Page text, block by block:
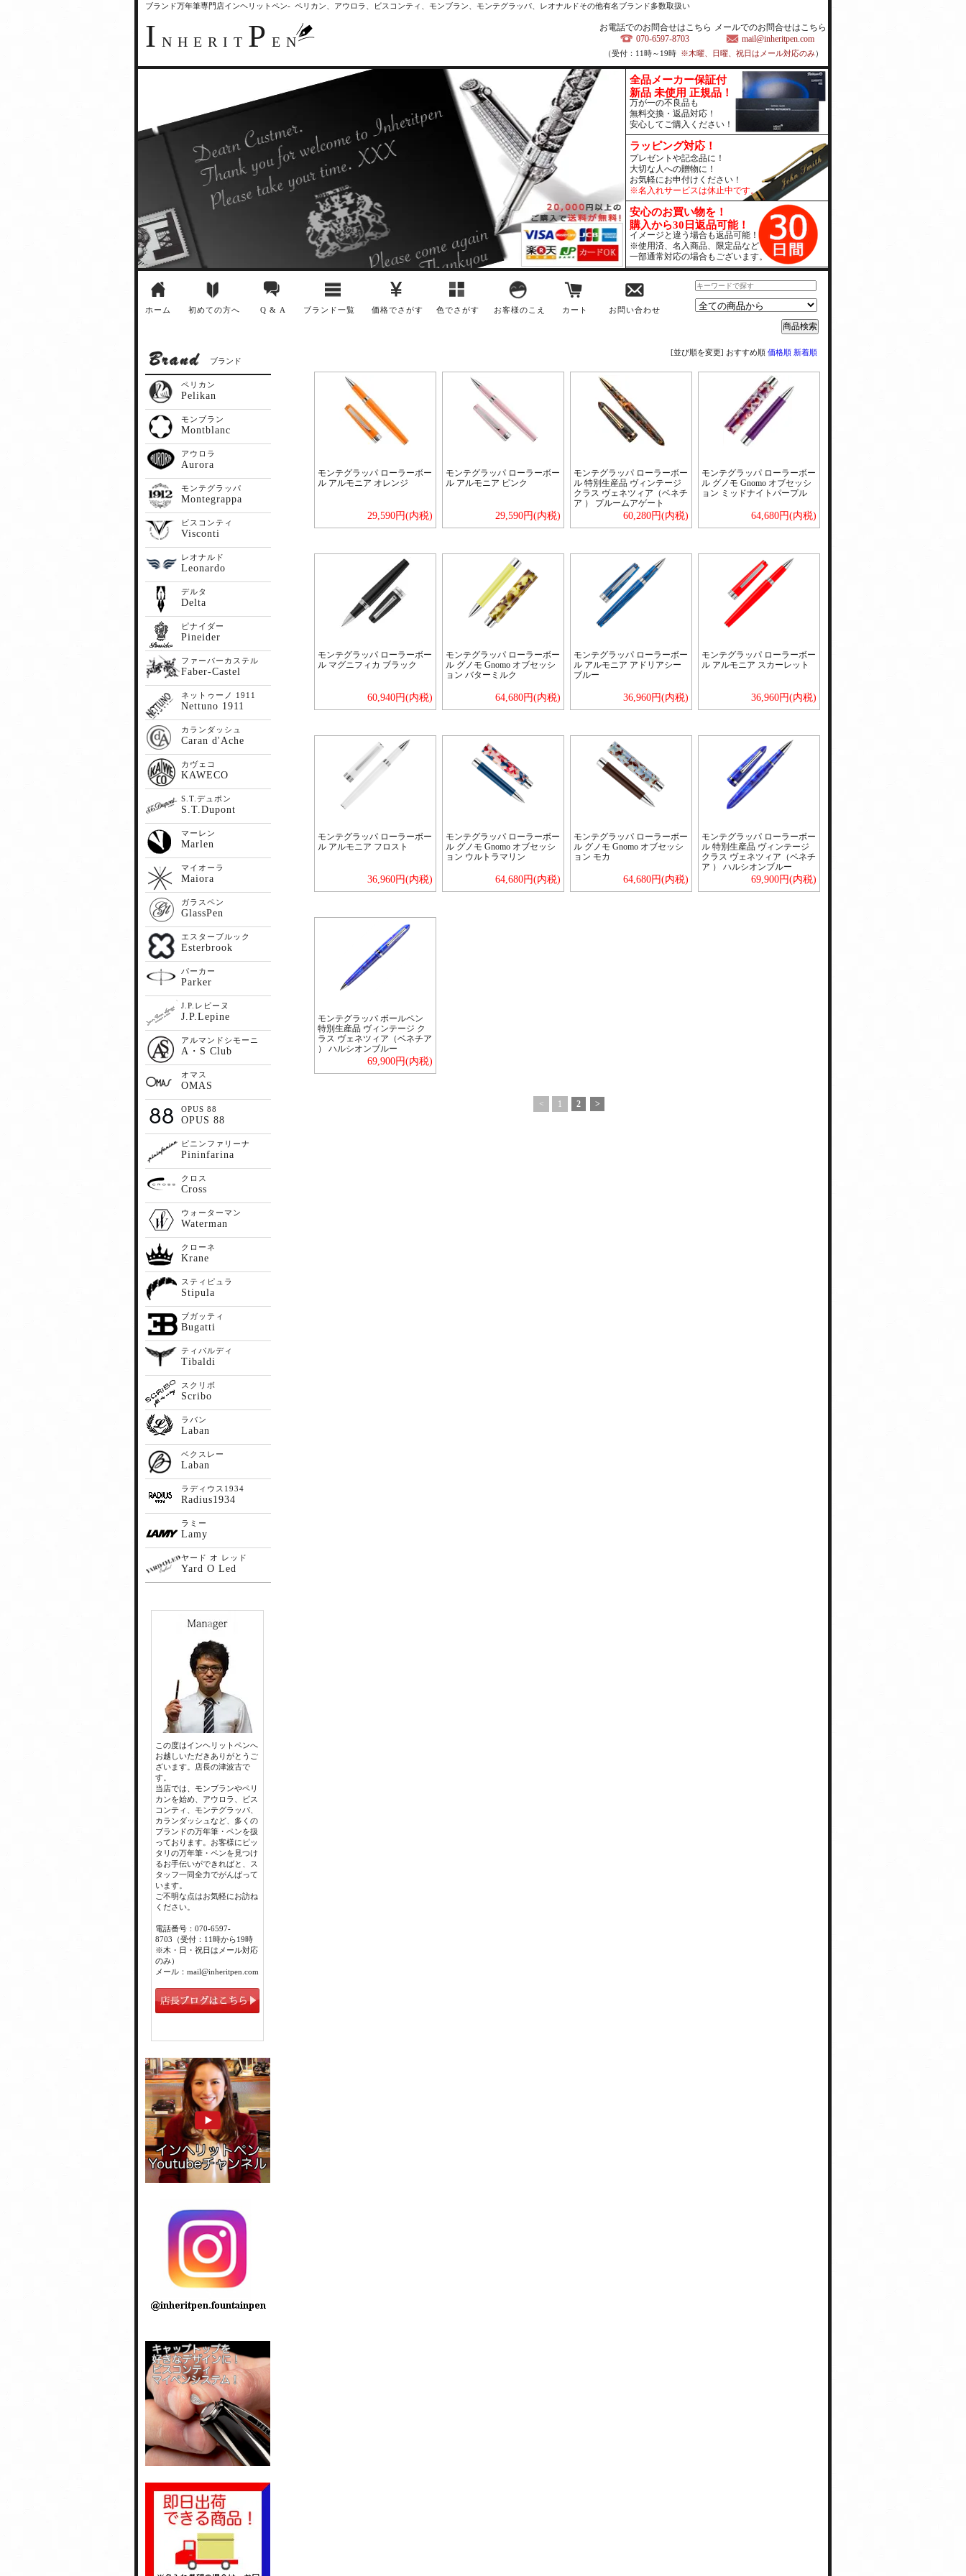
ブランド万年筆専門店インヘリットペン- ペリカン、アウロラ、ビスコンティ、モンブラン、モンテグラッパ、レオナルドその他有名ブランド多数取扱い
I NHERIT P EN
お電話でのお問合せはこちら
070-6597-8703
メールでのお問合せはこちら
mail@inheritpen.com
（受付：11時～19時 ※木曜、日曜、祝日はメール対応のみ）
全品メーカー保証付
新品 未使用 正規品！
万が一の不良品も
無料交換・返品対応！
安心してご購入ください！
ラッピング対応！
プレゼントや記念品に！
大切な人への贈物に！
お気軽にお申付けください！
※名入れサービスは休止中です。
安心のお買い物を！
購入から30日返品可能！
イメージと違う場合も返品可能！
※使用済、名入商品、限定品など
一部通常対応の場合もございます。
ホーム 初めての方へ Q & A ブランド一覧 価格でさがす 色でさがす お客様のこえ カート お問い合わせ
[並び順を変更] おすすめ順 価格順 新着順
モンテグラッパ ローラーボー
ル アルモニア オレンジ
29,590円(内税)
モンテグラッパ ローラーボー
ル アルモニア ピンク
29,590円(内税)
モンテグラッパ ローラーボー
ル 特別生産品 ヴィンテージ
クラス ヴェネツィア（ベネチ
ア ） プルームアゲート
60,280円(内税)
モンテグラッパ ローラーボー
ル グノモ Gnomo オブセッシ
ョン ミッドナイトパープル
64,680円(内税)
モンテグラッパ ローラーボー
ル マグニフィカ ブラック
60,940円(内税)
モンテグラッパ ローラーボー
ル グノモ Gnomo オブセッシ
ョン バターミルク
64,680円(内税)
モンテグラッパ ローラーボー
ル アルモニア アドリアシー
ブルー
36,960円(内税)
モンテグラッパ ローラーボー
ル アルモニア スカーレット
36,960円(内税)
モンテグラッパ ローラーボー
ル アルモニア フロスト
36,960円(内税)
モンテグラッパ ローラーボー
ル グノモ Gnomo オブセッシ
ョン ウルトラマリン
64,680円(内税)
モンテグラッパ ローラーボー
ル グノモ Gnomo オブセッシ
ョン モカ
64,680円(内税)
モンテグラッパ ローラーボー
ル 特別生産品 ヴィンテージ
クラス ヴェネツィア（ベネチ
ア ） ハルシオンブルー
69,900円(内税)
モンテグラッパ ボールペン
特別生産品 ヴィンテージ ク
ラス ヴェネツィア（ベネチア
） ハルシオンブルー
69,900円(内税)
< 1 2 >
ブランド
ペリカン
Pelikan
モンブラン
Montblanc
アウロラ
Aurora
モンテグラッパ
Montegrappa
ビスコンティ
Visconti
レオナルド
Leonardo
デルタ
Delta
ピナイダー
Pineider
ファーバーカステル
Faber-Castel
ネットゥーノ 1911
Nettuno 1911
カランダッシュ
Caran d'Ache
カヴェコ
KAWECO
S.T.デュポン
S.T.Dupont
マーレン
Marlen
マイオーラ
Maiora
ガラスペン
GlassPen
エスターブルック
Esterbrook
パーカー
Parker
J.P.レピーヌ
J.P.Lepine
アルマンドシモーニ
A・S Club
オマス
OMAS
OPUS 88
OPUS 88
ピニンファリーナ
Pininfarina
クロス
Cross
ウォーターマン
Waterman
クローネ
Krane
スティピュラ
Stipula
ブガッティ
Bugatti
ティバルディ
Tibaldi
スクリボ
Scribo
ラバン
Laban
ベクスレー
Laban
ラディウス1934
Radius1934
ラミー
Lamy
ヤード オ レッド
Yard O Led
この度はインヘリットペンへ
お越しいただきありがとうご
ざいます。店長の津波古で
す。
当店では、モンブランやペリ
カンを始め、アウロラ、ビス
コンティ、モンテグラッパ、
カランダッシュなど、多くの
ブランドの万年筆・ペンを扱
っております。お客様にピッ
タリの万年筆・ペンを見つけ
るお手伝いができればと、ス
タッフ一同全力でがんばって
います。
ご不明な点はお気軽にお訪ね
ください。
電話番号：070-6597-
8703（受付：11時から19時
※木・日・祝日はメール対応
のみ）
メール：mail@inheritpen.com